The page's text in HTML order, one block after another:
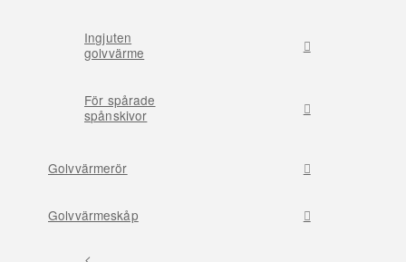
Ingjuten
golvvärme
För spårade
spånskivor
Golvvärmerör
Golvvärmeskåp
<